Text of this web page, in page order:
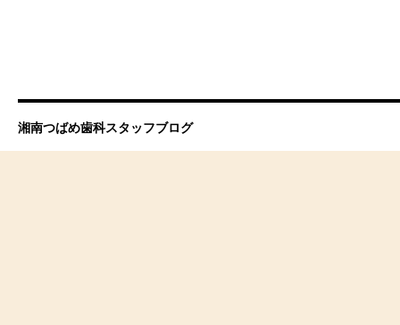
湘南つばめ歯科スタッフブログ